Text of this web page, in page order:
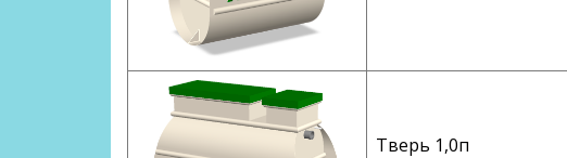
Тверь 1,0п